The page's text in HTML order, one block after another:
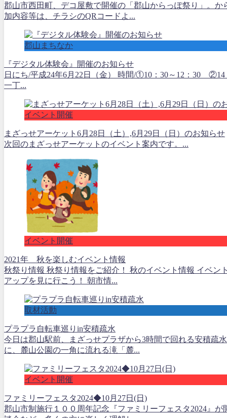
郡山市西田町、デコ屋敷で開催の「郡山からっぽ祭り」。
加内容等は、チラシのQRコードよ...
郡山まちなか
『デジタル体験会』開催のお知らせ
日にち/平成24年6月22日（金） 時間/①10：30～12：30
一丁...
イベント開催
まざっせアーケット6月28日（土）,6月29日（日）のお知らせ
次回のまざっせアーケットのイベント案内です。...
イベント開催
2021年 秋を楽しむイベント情報
秋祭り情報 秋祭り情報をご紹介！ 秋のイベント情報 イベ
アップを見に行こう！ 朝市情...
取材活動
プラプラ自転車巡りin安積疏水
今日は郡山駅前、まざっせプラザから3時間で回れる安積疏
に、麓山公園の一角に流れる滝「麓...
イベント開催
ファミリーフェスタ2024◆10月27日(日)
郡山市制施行１００周年記念『ファミリーフェスタ2024』